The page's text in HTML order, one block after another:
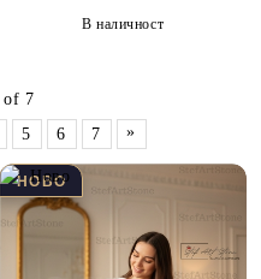
В наличност
of 7
5 6 7 »